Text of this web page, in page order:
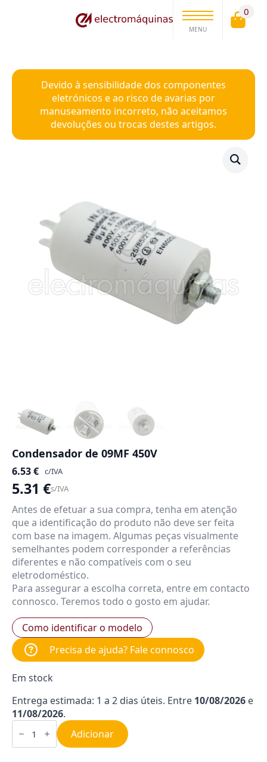
MENU
0
Devido à sensibilidade dos componentes
eletrónicos e ao risco de avarias por
manuseamento incorreto, não aceitamos
devoluções ou trocas destes artigos.
Condensador de 09MF 450V
6.53€ c/IVA
5.31 €s/IVA
Antes de efetuar a sua compra, tenha em atenção
que a identificação do produto não deve ser feita
com base na imagem. Algumas peças visualmente
semelhantes podem corresponder a referências
diferentes e não compatíveis com o seu
eletrodoméstico.
Para assegurar a escolha correta, entre em contacto
connosco. Teremos todo o gosto em ajudar.
Como identificar o modelo
Precisa de ajuda? Fale connosco
Em stock
Entrega estimada: 1 a 2 dias úteis. Entre 10/08/2026 e
11/08/2026.
Quantidade
de
Condensador
de
Adicionar